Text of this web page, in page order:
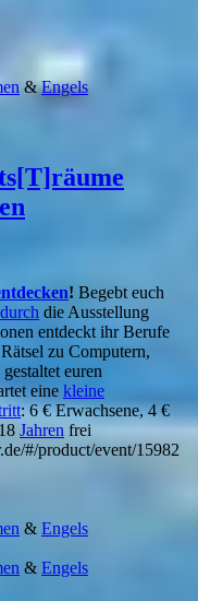
&Engels
! Begebt euch
durch die Ausstellung
entdeckt ihr Berufe
zu Computern,
euren
eine kleine
: 6 € Erwachsene, 4 €
Jahren frei
#/product/event/15982
& Engels
& Engels